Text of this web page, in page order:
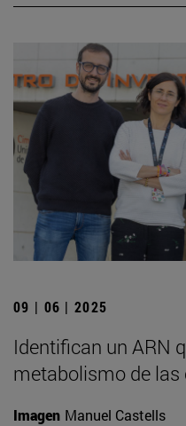
09 | 06 | 2025
Identifican un ARN
metabolismo de las
Imagen Manuel Castells